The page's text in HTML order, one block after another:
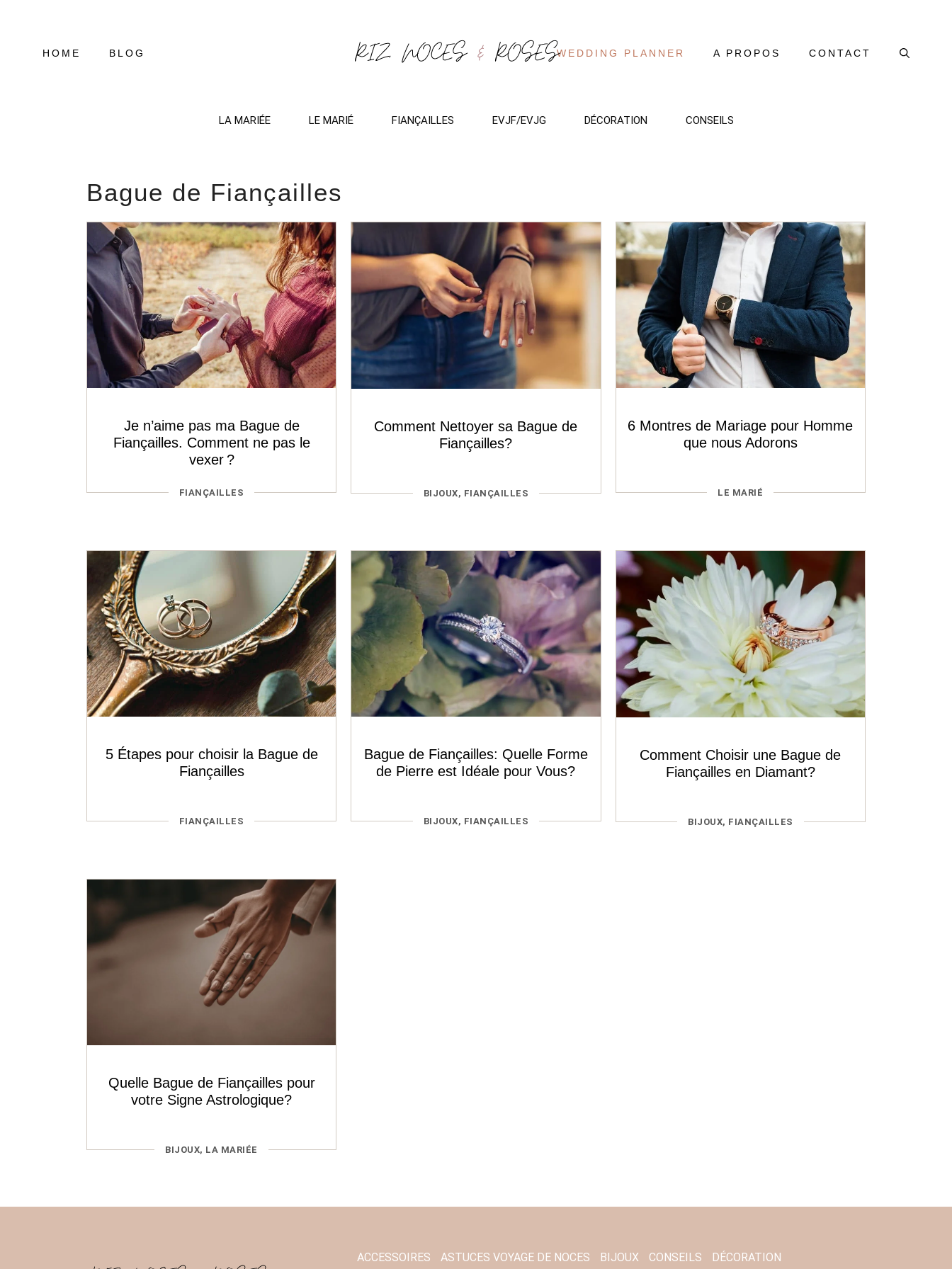
HOME BLOG WEDDING PLANNER A PROPOS CONTACT
LA MARIÉE LE MARIÉ FIANÇAILLES EVJF/EVJG DÉCORATION CONSEILS
Bague de Fiançailles
Je n’aime pas ma Bague de
Fiançailles. Comment ne pas le
vexer ?
CATÉGORIES
FIANÇAILLES
Comment Nettoyer sa Bague de
Fiançailles?
CATÉGORIES
BIJOUX, FIANÇAILLES
6 Montres de Mariage pour Homme
que nous Adorons
CATÉGORIES
LE MARIÉ
5 Étapes pour choisir la Bague de
Fiançailles
CATÉGORIES
FIANÇAILLES
Bague de Fiançailles: Quelle Forme
de Pierre est Idéale pour Vous?
CATÉGORIES
BIJOUX, FIANÇAILLES
Comment Choisir une Bague de
Fiançailles en Diamant?
CATÉGORIES
BIJOUX, FIANÇAILLES
Quelle Bague de Fiançailles pour
votre Signe Astrologique?
CATÉGORIES
BIJOUX, LA MARIÉE
ACCESSOIRES ASTUCES VOYAGE DE NOCES BIJOUX CONSEILS DÉCORATION